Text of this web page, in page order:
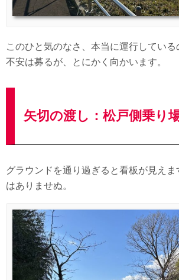
このひと気のなさ、本当に運行してい
不安は募るが、とにかく向かいます。
矢切の渡し：松戸側乗り
グラウンドを通り過ぎると看板が見え
はありませぬ。